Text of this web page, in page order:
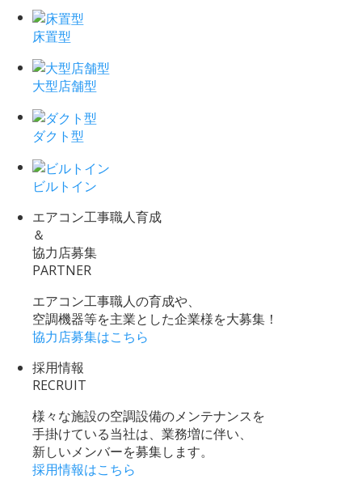
床置型
大型店舗型
ダクト型
ビルトイン
エアコン工事職人育成
＆
協力店募集
PARTNER
エアコン工事職人の育成や、
空調機器等を主業とした企業様を大募集！
協力店募集はこちら
採用情報
RECRUIT
様々な施設の空調設備のメンテナンスを
手掛けている当社は、業務増に伴い、
新しいメンバーを募集します。
採用情報はこちら